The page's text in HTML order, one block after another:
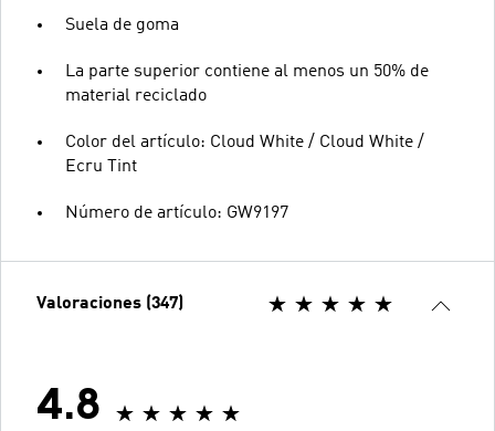
Suela de goma
La parte superior contiene al menos un 50% de
material reciclado
Color del artículo: Cloud White / Cloud White /
Ecru Tint
Número de artículo: GW9197
Valoraciones (347)
4.8